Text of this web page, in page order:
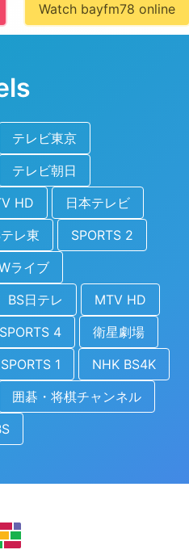
Watch bayfm78 online
テレビ東京
テレビ朝日
HD
日本テレビ
レ東
SPORTS 2
ライブ
BS日テレ
MTV HD
SPORTS 4
衛星劇場
SPORTS 1
NHK BS4K
囲碁・将棋チャンネル